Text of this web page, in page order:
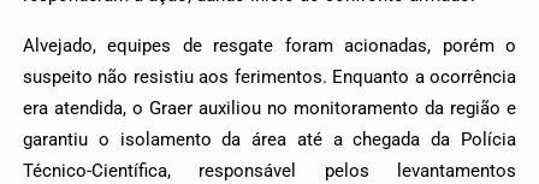
Alvejado, equipes de resgate foram acionadas, porém o
suspeito não resistiu aos ferimentos. Enquanto a ocorrência
era atendida, o Graer auxiliou no monitoramento da região e
garantiu o isolamento da área até a chegada da Polícia
Técnico-Científica, responsável pelos levantamentos